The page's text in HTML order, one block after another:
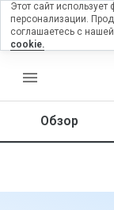
menu
Обзор
на
Как бы
этот
Этот сайт
персонализации.
соглашаетесь с нашей
cookie.